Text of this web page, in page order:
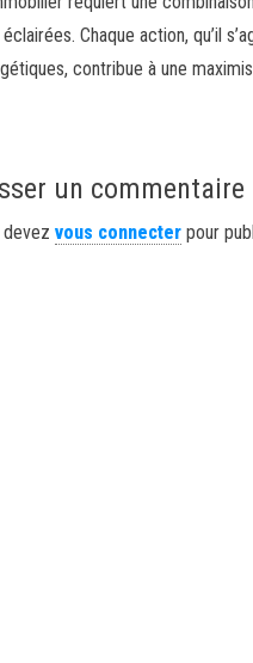
Chaque action, qu’il
contribue à une
un commentaire
devezvous connecter pour